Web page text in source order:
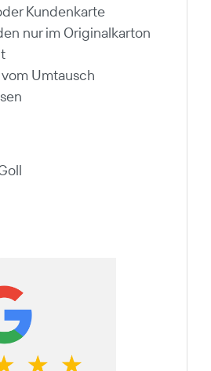
Kundenkarte
nur im Originalkarton
Umtausch